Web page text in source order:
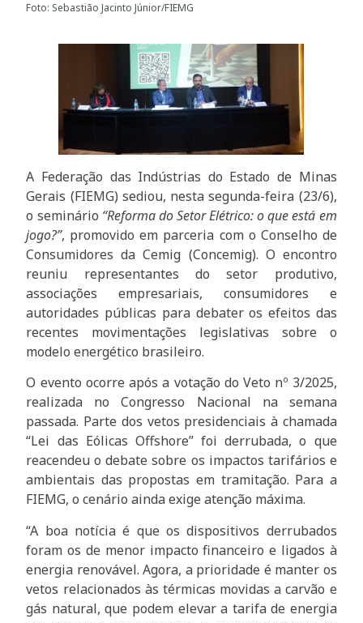
Foto: Sebastião Jacinto Júnior/FIEMG
A Federação das Indústrias do Estado de Minas
Gerais (FIEMG) sediou, nesta segunda-feira (23/6),
o seminário “Reforma do Setor Elétrico: o que está em
jogo?”, promovido em parceria com o Conselho de
Consumidores da Cemig (Concemig). O encontro
reuniu representantes do setor produtivo,
associações empresariais, consumidores e
autoridades públicas para debater os efeitos das
recentes movimentações legislativas sobre o
modelo energético brasileiro.
O evento ocorre após a votação do Veto nº 3/2025,
realizada no Congresso Nacional na semana
passada. Parte dos vetos presidenciais à chamada
“Lei das Eólicas Offshore” foi derrubada, o que
reacendeu o debate sobre os impactos tarifários e
ambientais das propostas em tramitação. Para a
FIEMG, o cenário ainda exige atenção máxima.
“A boa notícia é que os dispositivos derrubados
foram os de menor impacto financeiro e ligados à
energia renovável. Agora, a prioridade é manter os
vetos relacionados às térmicas movidas a carvão e
gás natural, que podem elevar a tarifa de energia